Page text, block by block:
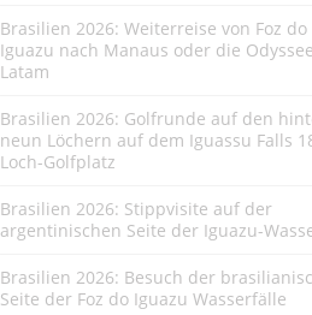
Brasilien 2026: Weiterreise von Foz do
Iguazu nach Manaus oder die
Latam
Brasilien 2026: Golfrunde auf den
neun Löchern auf dem Iguassu Falls
Loch-Golfplatz
Brasilien 2026: Stippvisite auf der
argentinischen Seite der Iguazu-
Brasilien 2026: Besuch der
Seite der Foz do Iguazu Wasserfälle